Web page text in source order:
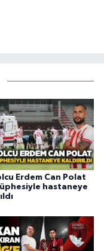
Erdem Can Polat
hastaneye